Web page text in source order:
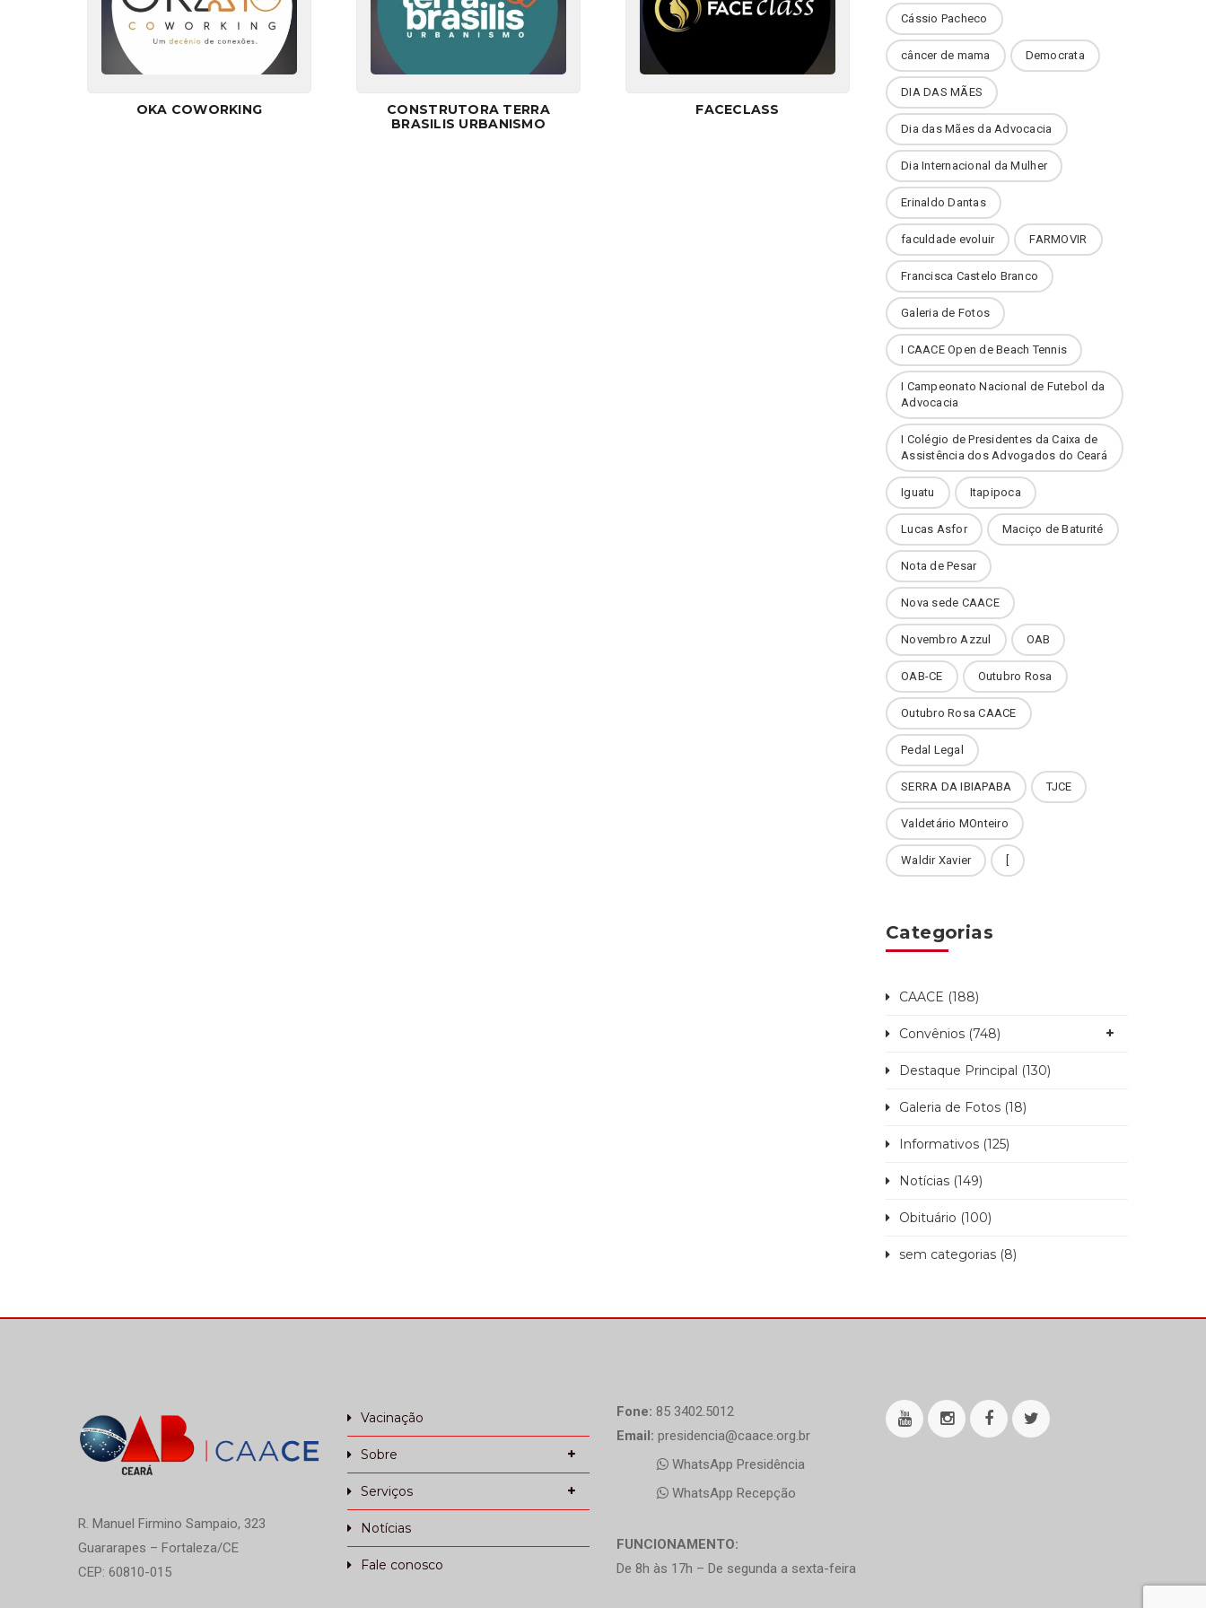
OKA COWORKING
CONSTRUTORA TERRA
BRASILIS URBANISMO
FACECLASS
Cássio Pacheco
câncer de mama Democrata
DIA DAS MÃES
Dia das Mães da Advocacia
Dia Internacional da Mulher
Erinaldo Dantas
faculdade evoluir FARMOVIR
Francisca Castelo Branco
Galeria de Fotos
I CAACE Open de Beach Tennis
I Campeonato Nacional de Futebol da
Advocacia
I Colégio de Presidentes da Caixa de
Assistência dos Advogados do Ceará
Iguatu Itapipoca
Lucas Asfor Maciço de Baturité
Nota de Pesar
Nova sede CAACE
Novembro Azzul OAB
OAB-CE Outubro Rosa
Outubro Rosa CAACE
Pedal Legal
SERRA DA IBIAPABA TJCE
Valdetário MOnteiro
Waldir Xavier
Categorias
CAACE (188)
Convênios (748)
Destaque Principal (130)
Galeria de Fotos (18)
Informativos (125)
Notícias (149)
Obituário (100)
sem categorias (8)
R. Manuel Firmino Sampaio, 323
Guararapes – Fortaleza/CE
CEP: 60810-015
Vacinação
Sobre
Serviços
Notícias
Fale conosco
Fone: 85 3402.5012
Email: presidencia@caace.org.br
WhatsApp Presidência
WhatsApp Recepção
FUNCIONAMENTO:
De 8h às 17h – De segunda a sexta-feira